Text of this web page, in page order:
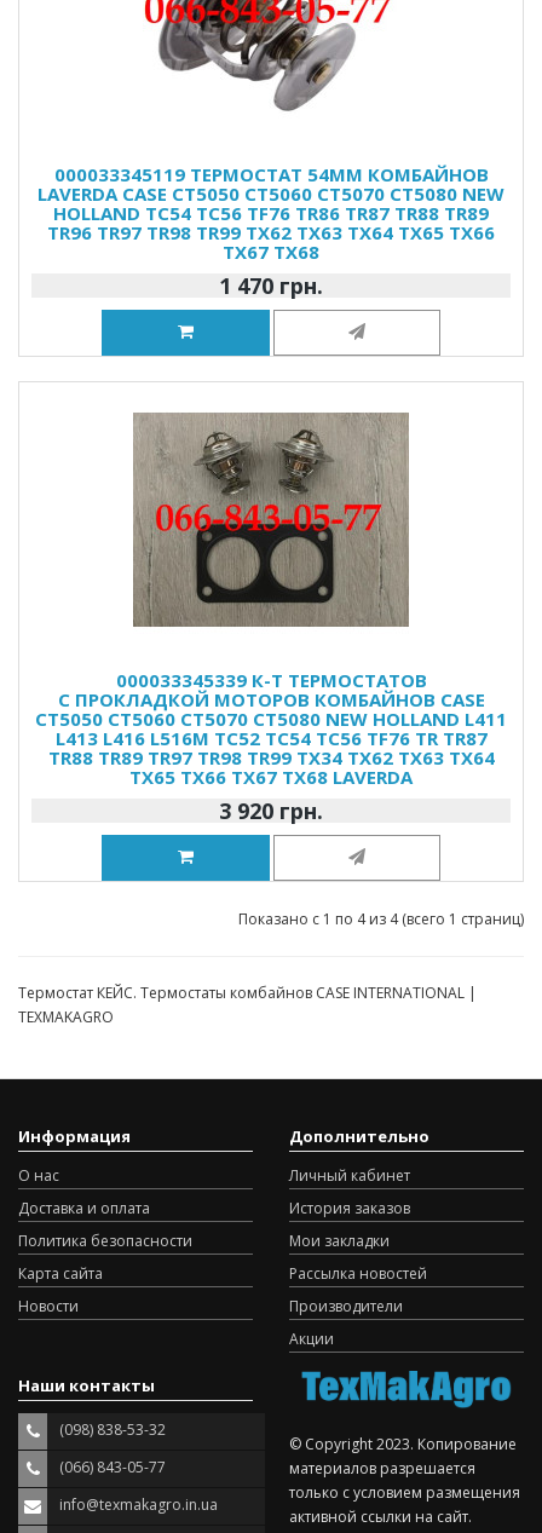
000033345119 ТЕРМОСТАТ 54ММ КОМБАЙНОВ
LAVERDA CASE CT5050 CT5060 CT5070 CT5080 NEW
HOLLAND TC54 TC56 TF76 TR86 TR87 TR88 TR89
TR96 TR97 TR98 TR99 TX62 TX63 TX64 TX65 TX66
TX67 TX68
1 470 грн.
000033345339 К-Т ТЕРМОСТАТОВ
С ПРОКЛАДКОЙ МОТОРОВ КОМБАЙНОВ CASE
CT5050 CT5060 CT5070 CT5080 NEW HOLLAND L411
L413 L416 L516M TC52 TC54 TC56 TF76 TR TR87
TR88 TR89 TR97 TR98 TR99 TX34 TX62 TX63 TX64
TX65 TX66 TX67 TX68 LAVERDA
3 920 грн.
Показано с 1 по 4 из 4 (всего 1 страниц)
Термостат КЕЙС. Термостаты комбайнов CASE INTERNATIONAL |
TEXMAKAGRO
Информация
О нас
Доставка и оплата
Политика безопасности
Карта сайта
Новости
Дополнительно
Личный кабинет
История заказов
Мои закладки
Рассылка новостей
Производители
Акции
Наши контакты
(098) 838-53-32
(066) 843-05-77
info@texmakagro.in.ua
© Copyright 2023. Копирование
материалов разрешается
только с условием размещения
активной ссылки на сайт.